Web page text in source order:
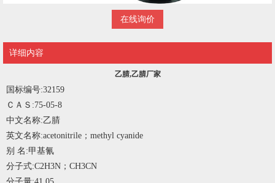
在线询价
详细内容
乙腈,乙腈厂家
国标编号:32159
ＣＡＳ:75-05-8
中文名称:乙腈
英文名称:acetonitrile；methyl cyanide
别 名:甲基氰
分子式:C2H3N；CH3CN